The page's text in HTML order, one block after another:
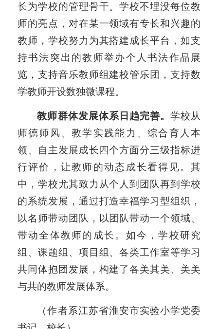
长为学校的管理骨干。学校不埋没每位教
师的亮点，对在某一领域有专长和兴趣的
教师，学校努力为其搭建成长平台，如支
持书法突出的教师举办个人书法作品展
览，支持音乐教师组建校管乐团，支持数
学教师开设数独微课程。
教师群体发展体系日趋完善。学校从
师德师风、教学实践能力、综合育人本
领、自主发展成长四个方面分三级指标进
行评价，让教师的动态成长看得见。其
中，学校尤其致力从个人到团队再到学校
的系统发展，通过打造幸福学习型组织，
以名师带动团队，以团队带动一个领域、
带动全体教师的成长。如今，学校研究
组、课题组、项目组、各类工作室等学习
共同体抱团发展，构建了各美其美、美美
与共的教师发展体系。
（作者系江苏省淮安市实验小学党委